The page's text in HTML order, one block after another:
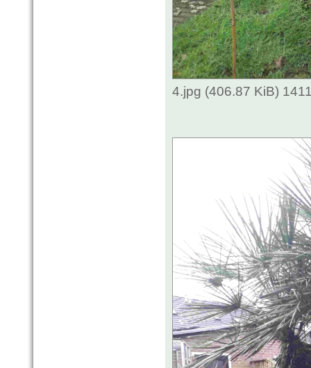
4.jpg (406.87 KiB)